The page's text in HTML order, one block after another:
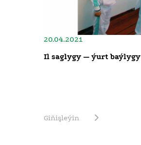
20.04.2021
Il saglygy — ýurt baýlygy
Giňişleýin